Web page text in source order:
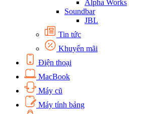
Alpha Works
Soundbar
JBL
Tin tức
Khuyến mãi
Điện thoại
MacBook
Máy cũ
Máy tính bảng